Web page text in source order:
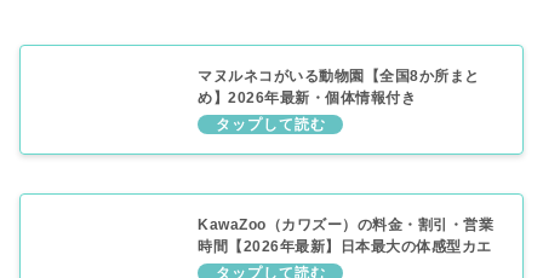
マヌルネコがいる動物園【全国8か所まと
め】2026年最新・個体情報付き
KawaZoo（カワズー）の料金・割引・営業
時間【2026年最新】日本最大の体感型カエ
ル館